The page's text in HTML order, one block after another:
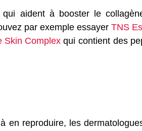
aident à booster le
par exemple essayer TNS
Skin Complexqui contient des
reproduire, les